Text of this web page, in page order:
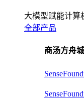
大模型赋能计算
全部产品
商汤方舟